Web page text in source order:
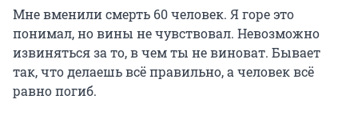
Мне вменили смерть 60 человек. Я горе это
понимал, но вины не чувствовал. Невозможно
извиняться за то, в чем ты не виноват. Бывает
так, что делаешь всё правильно, а человек всё
равно погиб.